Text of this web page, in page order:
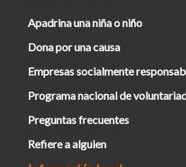
Apadrina una niña o niño
Dona por una causa
Empresas socialmente
Programa nacional de
Preguntas frecuentes
Refiere a alguien